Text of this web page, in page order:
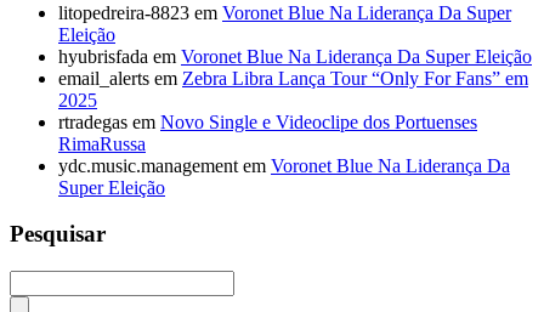
litopedreira-8823 em Voronet Blue Na Liderança Da Super
Eleição
hyubrisfada em Voronet Blue Na Liderança Da Super Eleição
email_alerts em Zebra Libra Lança Tour “Only For Fans” em
2025
rtradegas em Novo Single e Videoclipe dos Portuenses
RimaRussa
ydc.music.management em Voronet Blue Na Liderança Da
Super Eleição
Pesquisar